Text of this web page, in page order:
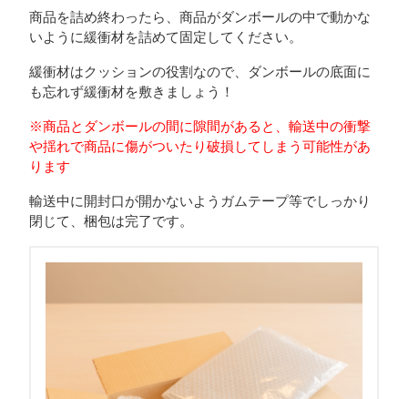
商品を詰め終わったら、商品がダンボールの中で動かな
いように緩衝材を詰めて固定してください。
緩衝材はクッションの役割なので、ダンボールの底面に
も忘れず緩衝材を敷きましょう！
※商品とダンボールの間に隙間があると、輸送中の衝撃
や揺れで商品に傷がついたり破損してしまう可能性があ
ります
輸送中に開封口が開かないようガムテープ等でしっかり
閉じて、梱包は完了です。